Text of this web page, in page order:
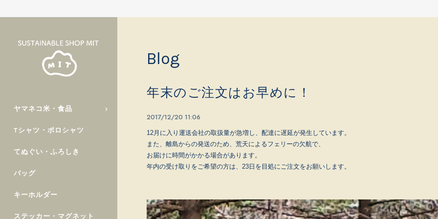
ヤマネコ米・食品
Tシャツ・ポロシャツ
てぬぐい・ふろしき
バッグ
キーホルダー
ステッカー・マグネット
Blog
年末のご注文はお早めに！
2017/12/20 11:06
12月に入り運送会社の取扱量が急増し、配達に遅延が発生しています。
また、離島からの発送のため、荒天によるフェリーの欠航で、
お届けに時間がかかる場合があります。
年内の受け取りをご希望の方は、23日を目処にご注文をお願いします。